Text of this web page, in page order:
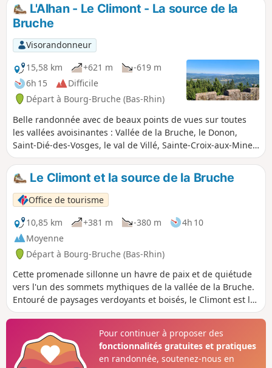
L'Alhan - Le Climont - La source de la
Bruche
Visorandonneur
15,58 km
+621 m
-619 m
6h 15
Difficile
Départ à Bourg-Bruche (Bas-Rhin)
Belle randonnée avec de beaux points de vues sur toutes
les vallées avoisinantes : Vallée de la Bruche, le Donon,
Saint-Dié-des-Vosges, le val de Villé, Sainte-Croix-aux-Mines
- le haut-Koenigsbourg...) Elle est assez difficile tant par sa
longueur que par son dénivelé et ses chemins accidentés
(sentiers étroits au bord du vide ou chemins forestiers
boueux).
Le Climont et la source de la Bruche
Office de tourisme
10,85 km
+381 m -380 m
4h 10
Moyenne
Départ à Bourg-Bruche (Bas-Rhin)
Cette promenade sillonne un havre de paix et de quiétude
vers l'un des sommets mythiques de la vallée de la Bruche.
Entouré de paysages verdoyants et boisés, le Climont est le
château d'eau de la région. Trois rivières naissent à ses
par une stèle réalisée par le sculpteur Raymond Keller, à
partir d’un bloc de grès offert par la carrière de
Champenay.
Pour continuer à proposer des
fonctionnalités gratuites et pratiques
en randonnée, soutenez-nous en